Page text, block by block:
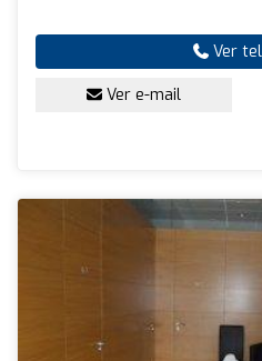
Ver
Ver e-mail